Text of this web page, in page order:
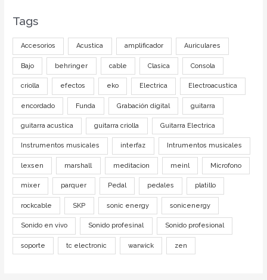
Tags
Accesorios Acustica amplificador Auriculares
Bajo behringer cable Clasica Consola
criolla efectos eko Electrica Electroacustica
encordado Funda Grabación digital guitarra
guitarra acustica guitarra criolla Guitarra Electrica
Instrumentos musicales interfaz Intrumentos musicales
lexsen marshall meditacion meinl Microfono
mixer parquer Pedal pedales platillo
rockcable SKP sonic energy sonicenergy
Sonido en vivo Sonido profesinal Sonido profesional
soporte tc electronic warwick zen